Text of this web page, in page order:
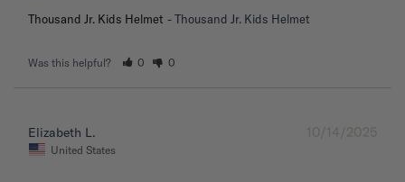
Thousand Jr. Kids Helmet Thousand Jr. Kids Helmet
Was this helpful? 0 0
10/14/2025
Elizabeth L.
United States